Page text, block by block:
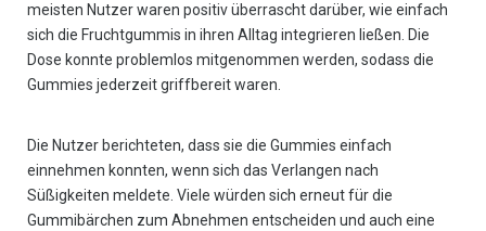
meisten Nutzer waren positiv überrascht darüber, wie einfach
sich die Fruchtgummis in ihren Alltag integrieren ließen. Die
Dose konnte problemlos mitgenommen werden, sodass die
Gummies jederzeit griffbereit waren.
Die Nutzer berichteten, dass sie die Gummies einfach
einnehmen konnten, wenn sich das Verlangen nach
Süßigkeiten meldete. Viele würden sich erneut für die
Gummibärchen zum Abnehmen entscheiden und auch eine